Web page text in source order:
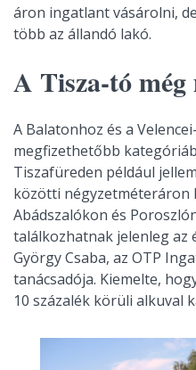
áron ingatlant vásárolni,
több az állandó lakó.
A Tisza-tó még
A Balatonhoz és a
megfizethetőbb
Tiszafüreden például
közötti négyzetméteráron
Abádszalókon és
találkozhatnak jelenleg az
György Csaba, az OTP
tanácsadója. Kiemelte,
10 százalék körüli alkuval